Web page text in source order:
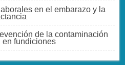
en el embarazo y la
de la contaminación
en fundiciones